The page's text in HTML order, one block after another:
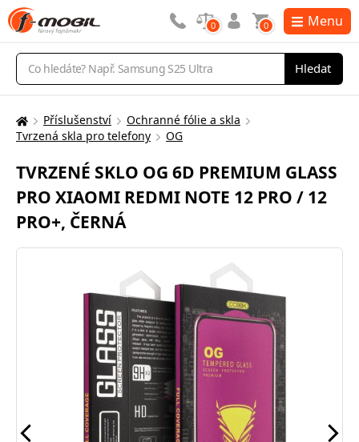
Vyhledávání
Hledat
0 0 Menu
Zde
nacházíte:
Příslušenství
Ochranné fólie a skla
Tvrzená skla pro telefony
OG
TVRZENÉ SKLO OG 6D PREMIUM GLASS
PRO XIAOMI REDMI NOTE 12 PRO / 12
PRO+, ČERNÁ